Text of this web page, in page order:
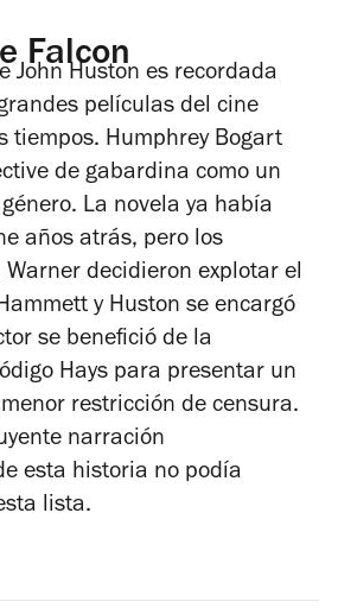
Falcon
John Huston es recordada
películas del cine
tiempos. Humphrey Bogart
de gabardina como un
La novela ya había
años atrás, pero los
Warner decidieron explotar el
y Huston se encargó
se benefició de la
Hays para presentar un
restricción de censura.
narración
esta historia no podía
lista.